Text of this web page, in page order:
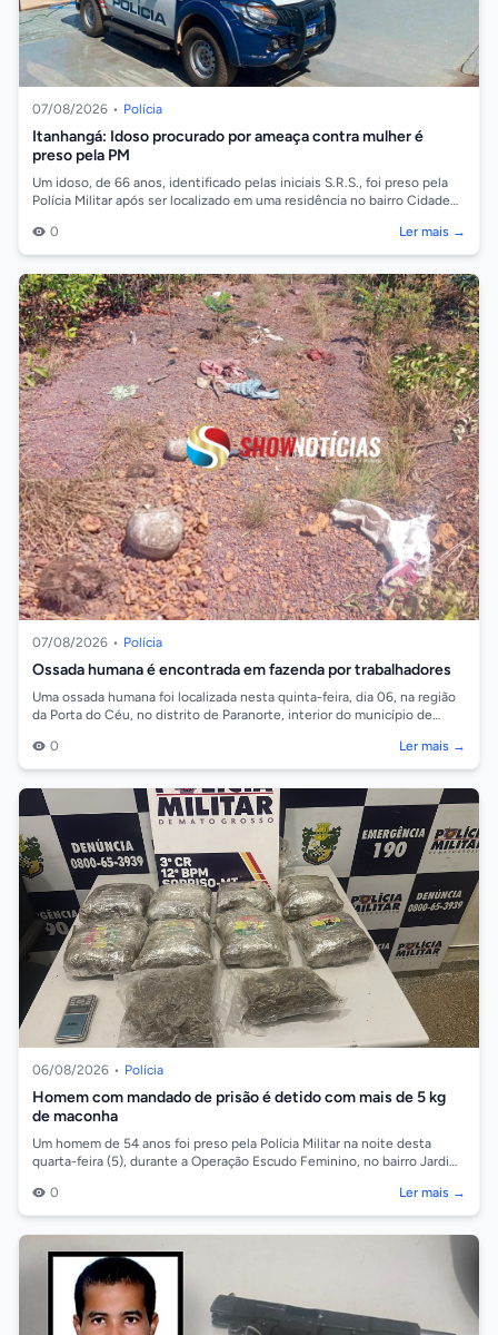
07/08/2026 • Polícia
Itanhangá: Idoso procurado por ameaça contra mulher é
preso pela PM
Um idoso, de 66 anos, identificado pelas iniciais S.R.S., foi preso pela
Polícia Militar após ser localizado em uma residência no bairro Cidade
0
Ler mais →
07/08/2026 • Polícia
Ossada humana é encontrada em fazenda por trabalhadores
Uma ossada humana foi localizada nesta quinta-feira, dia 06, na região
da Porta do Céu, no distrito de Paranorte, interior do município de
0
Ler mais →
06/08/2026 • Polícia
Homem com mandado de prisão é detido com mais de 5 kg
de maconha
Um homem de 54 anos foi preso pela Polícia Militar na noite desta
quarta-feira (5), durante a Operação Escudo Feminino, no bairro Jardim
0
Ler mais →